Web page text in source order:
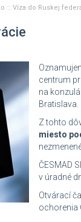
Víza do Ruskej
centrum
na
Bratislava.
Z tohto
miesto
ČESMAD
v úradné
Otvárací
ochorenia